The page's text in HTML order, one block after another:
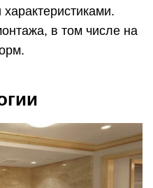
в том числе на